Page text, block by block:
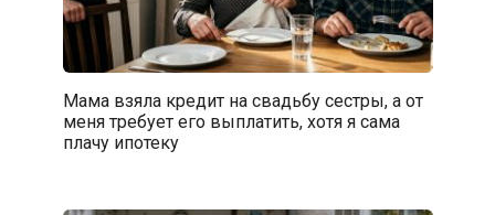
Мама взяла кредит на свадьбу сестры, а от
меня требует его выплатить, хотя я сама
плачу ипотеку